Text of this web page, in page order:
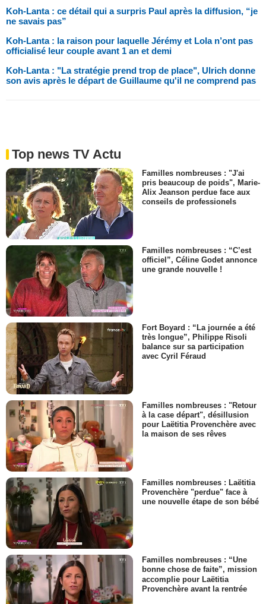
Koh-Lanta : ce détail qui a surpris Paul après la diffusion, “je
ne savais pas”
Koh-Lanta : la raison pour laquelle Jérémy et Lola n’ont pas
officialisé leur couple avant 1 an et demi
Koh-Lanta : "La stratégie prend trop de place", Ulrich donne
son avis après le départ de Guillaume qu'il ne comprend pas
Top news TV Actu
Familles nombreuses : "J'ai
pris beaucoup de poids", Marie-
Alix Jeanson perdue face aux
conseils de professionels
Familles nombreuses : “C’est
officiel”, Céline Godet annonce
une grande nouvelle !
Fort Boyard : “La journée a été
très longue”, Philippe Risoli
balance sur sa participation
avec Cyril Féraud
Familles nombreuses : "Retour
à la case départ", désillusion
pour Laëtitia Provenchère avec
la maison de ses rêves
Familles nombreuses : Laëtitia
Provenchère "perdue" face à
une nouvelle étape de son bébé
Familles nombreuses : “Une
bonne chose de faite”, mission
accomplie pour Laëtitia
Provenchère avant la rentrée